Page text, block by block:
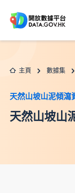
主頁 數據集
天然山坡山泥傾瀉
天然山坡山